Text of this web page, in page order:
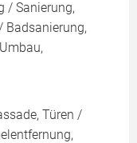
/ Sanierung,
Badsanierung,
Türen /